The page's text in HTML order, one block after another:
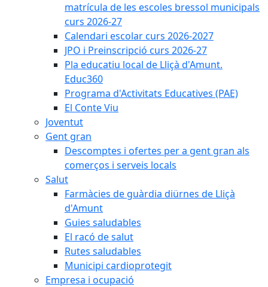
matrícula de les escoles bressol municipals
curs 2026-27
Calendari escolar curs 2026-2027
JPO i Preinscripció curs 2026-27
Pla educatiu local de Lliçà d'Amunt.
Educ360
Programa d'Activitats Educatives (PAE)
El Conte Viu
Joventut
Gent gran
Descomptes i ofertes per a gent gran als
comerços i serveis locals
Salut
Farmàcies de guàrdia diürnes de Lliçà
d'Amunt
Guies saludables
El racó de salut
Rutes saludables
Municipi cardioprotegit
Empresa i ocupació